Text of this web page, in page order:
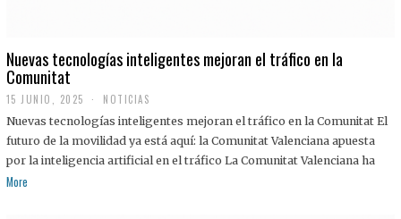
Nuevas tecnologías inteligentes mejoran el tráfico en la
Comunitat
15 JUNIO, 2025 NOTICIAS
Nuevas tecnologías inteligentes mejoran el tráfico en la Comunitat El
futuro de la movilidad ya está aquí: la Comunitat Valenciana apuesta
por la inteligencia artificial en el tráfico La Comunitat Valenciana ha
More